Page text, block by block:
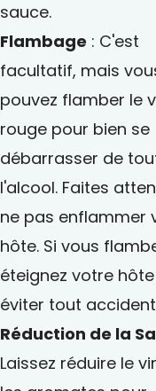
sauce.
Flambage : C'est
facultatif, mais
pouvez flamber le
rouge pour bien se
débarrasser de
l'alcool. Faites
ne pas enflammer
hôte. Si vous
éteignez votre
éviter tout
Réduction de la
Laissez réduire le